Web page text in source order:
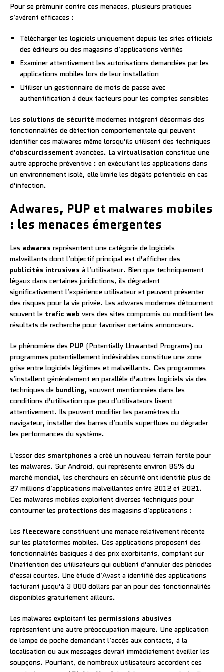
Pour se prémunir contre ces menaces, plusieurs pratiques
s’avèrent efficaces :
Télécharger les logiciels uniquement depuis les sites officiels
des éditeurs ou des magasins d’applications vérifiés
Examiner attentivement les autorisations demandées par les
applications mobiles lors de leur installation
Utiliser un gestionnaire de mots de passe avec
authentification à deux facteurs pour les comptes sensibles
Les solutions de sécurité modernes intègrent désormais des
fonctionnalités de détection comportementale qui peuvent
identifier ces malwares même lorsqu’ils utilisent des techniques
d’obscurcissement avancées. La virtualisation constitue une
autre approche préventive : en exécutant les applications dans
un environnement isolé, elle limite les dégâts potentiels en cas
d’infection.
Adwares, PUP et malwares mobiles
: les menaces émergentes
Les adwares représentent une catégorie de logiciels
malveillants dont l’objectif principal est d’afficher des
publicités intrusives à l’utilisateur. Bien que techniquement
légaux dans certaines juridictions, ils dégradent
significativement l’expérience utilisateur et peuvent présenter
des risques pour la vie privée. Les adwares modernes détournent
souvent le trafic web vers des sites compromis ou modifient les
résultats de recherche pour favoriser certains annonceurs.
Le phénomène des PUP (Potentially Unwanted Programs) ou
programmes potentiellement indésirables constitue une zone
grise entre logiciels légitimes et malveillants. Ces programmes
s’installent généralement en parallèle d’autres logiciels via des
techniques de bundling, souvent mentionnées dans les
conditions d’utilisation que peu d’utilisateurs lisent
attentivement. Ils peuvent modifier les paramètres du
navigateur, installer des barres d’outils superflues ou dégrader
les performances du système.
L’essor des smartphones a créé un nouveau terrain fertile pour
les malwares. Sur Android, qui représente environ 85% du
marché mondial, les chercheurs en sécurité ont identifié plus de
27 millions d’applications malveillantes entre 2012 et 2021.
Ces malwares mobiles exploitent diverses techniques pour
contourner les protections des magasins d’applications :
Les fleeceware constituent une menace relativement récente
sur les plateformes mobiles. Ces applications proposent des
fonctionnalités basiques à des prix exorbitants, comptant sur
l’inattention des utilisateurs qui oublient d’annuler des périodes
d’essai courtes. Une étude d’Avast a identifié des applications
facturant jusqu’à 3 000 dollars par an pour des fonctionnalités
disponibles gratuitement ailleurs.
Les malwares exploitant les permissions abusives
représentent une autre préoccupation majeure. Une application
de lampe de poche demandant l’accès aux contacts, à la
localisation ou aux messages devrait immédiatement éveiller les
soupçons. Pourtant, de nombreux utilisateurs accordent ces